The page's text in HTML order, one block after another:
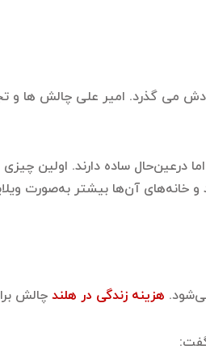
تحصیل در رشته علوم کامپیوتری در این کشور مانده است و الان حدود ۶ سال از زمان
درعین‌حال ساده دارند. اولین چیزی
و خانه‌های آن‌ها بیشتر به‌صورت
هزینه زندگی در هلندچالش